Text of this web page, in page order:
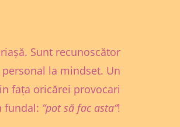
Sunt recunoscător
la mindset. Un
fața oricărei provocari
fundal: “pot să fac asta“!